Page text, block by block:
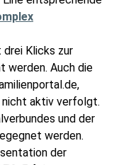
Klicks zur
werden. Auch die
nicht aktiv verfolgt.
und der
werden.
der